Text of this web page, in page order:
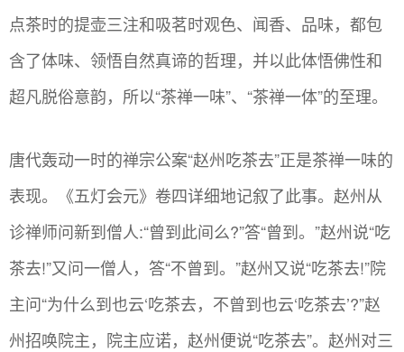
点茶时的提壶三注和吸茗时观色、闻香、品味，都包
含了体味、领悟自然真谛的哲理，并以此体悟佛性和
超凡脱俗意韵，所以“茶禅一味”、“茶禅一体”的至理。
唐代轰动一时的禅宗公案“赵州吃茶去”正是茶禅一味的
表现。《五灯会元》卷四详细地记叙了此事。赵州从
诊禅师问新到僧人:“曾到此间么?”答“曾到。”赵州说“吃
茶去!”又问一僧人，答“不曾到。”赵州又说“吃茶去!”院
主问“为什么到也云‘吃茶去，不曾到也云‘吃茶去’?”赵
州招唤院主，院主应诺，赵州便说“吃茶去”。赵州对三